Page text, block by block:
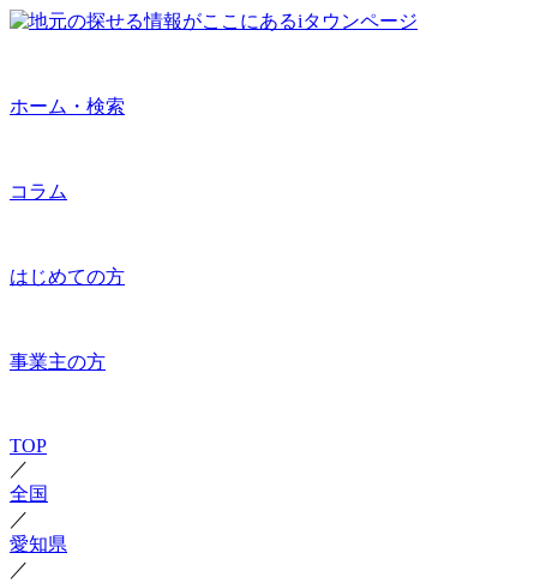
ホーム・検索
コラム
はじめての方
事業主の方
TOP
／
全国
／
愛知県
／